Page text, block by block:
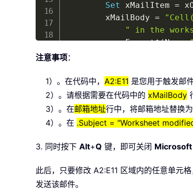
Set xMailItem =
        xMailBody
=
" in the
            Format
$(Now,
With xMailItem
.To = "Email
Subject =
.Body =
.Attachments.
.Display
End
Set xRgSel =
注意事项：
1）。在代码中， A2:E11 是您用于触发邮
2）。请根据需要在代码中的 xMailBody
3）。在邮箱地址行中，将邮箱地址替换
4）。在 .Subject = "Worksheet
3. 同时按下 Alt+Q 键，即可关闭
此后，只要修改 A2:E11 区域内的任意单元
发送该邮件。